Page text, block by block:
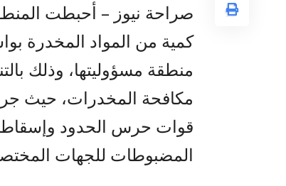
صراحة نيوز – أحبطت
كمية من المواد المخدرة
منطقة مسؤوليتها، وذلك
مكافحة المخدرات، حيث
قوات حرس الحدود
المضبوطات للجهات